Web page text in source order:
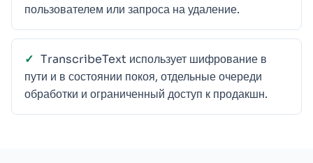
пользователем или запроса на удаление.
TranscribeText использует шифрование в
пути и в состоянии покоя, отдельные очереди
обработки и ограниченный доступ к продакшн.